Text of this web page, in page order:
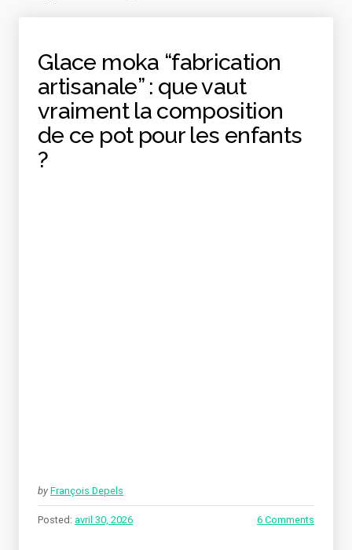
Glace moka “fabrication
artisanale” : que vaut
vraiment la composition
de ce pot pour les enfants
?
by François Depels
Posted: avril 30, 2026 6 Comments